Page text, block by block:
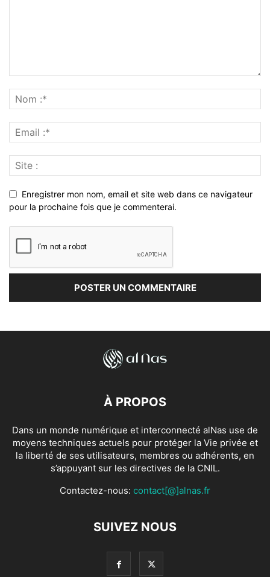
Enregistrer mon nom, email et site web dans ce navigateur
pour la prochaine fois que je commenterai.
À PROPOS
Dans un monde numérique et interconnecté alNas use de
moyens techniques actuels pour protéger la Vie privée et
la liberté de ses utilisateurs, membres ou adhérents, en
s’appuyant sur les directives de la CNIL.
Contactez-nous: contact[@]alnas.fr
SUIVEZ NOUS